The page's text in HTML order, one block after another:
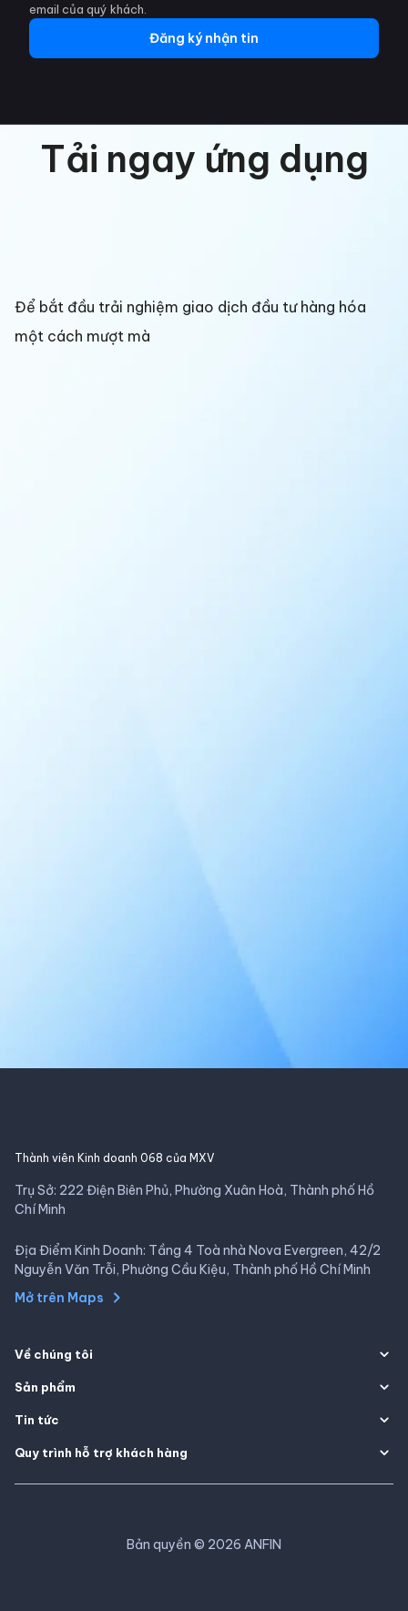
email của quý khách.
Đăng ký nhận tin
Tải ngay ứng dụng
Để bắt đầu trải nghiệm giao dịch đầu tư hàng hóa
một cách mượt mà
Thành viên Kinh doanh 068 của MXV
Trụ Sở: 222 Điện Biên Phủ, Phường Xuân Hoà, Thành phố Hồ
Chí Minh
Địa Điểm Kinh Doanh: Tầng 4 Toà nhà Nova Evergreen, 42/2
Nguyễn Văn Trỗi, Phường Cầu Kiệu, Thành phố Hồ Chí Minh
Mở trên Maps
Về chúng tôi
Sản phẩm
Tin tức
Quy trình hỗ trợ khách hàng
Bản quyền © 2026 ANFIN